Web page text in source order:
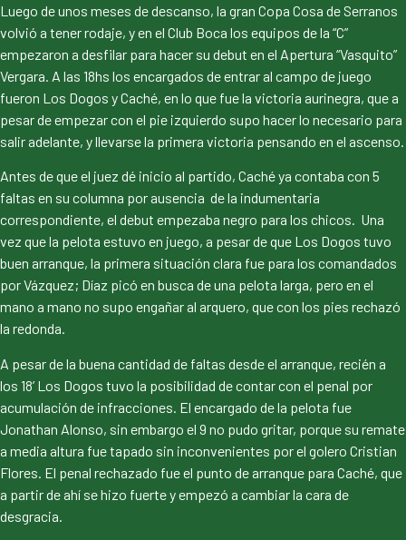
Luego de unos meses de descanso, la gran Copa Cosa de Serranos
volvió a tener rodaje, y en el Club Boca los equipos de la “C”
empezaron a desfilar para hacer su debut en el Apertura “Vasquito”
Vergara. A las 18hs los encargados de entrar al campo de juego
fueron Los Dogos y Caché, en lo que fue la victoria aurinegra, que a
pesar de empezar con el pie izquierdo supo hacer lo necesario para
salir adelante, y llevarse la primera victoria pensando en el ascenso.
Antes de que el juez dé inicio al partido, Caché ya contaba con 5
faltas en su columna por ausencia de la indumentaria
correspondiente, el debut empezaba negro para los chicos. Una
vez que la pelota estuvo en juego, a pesar de que Los Dogos tuvo
buen arranque, la primera situación clara fue para los comandados
por Vázquez; Díaz picó en busca de una pelota larga, pero en el
mano a mano no supo engañar al arquero, que con los pies rechazó
la redonda.
A pesar de la buena cantidad de faltas desde el arranque, recién a
los 18’ Los Dogos tuvo la posibilidad de contar con el penal por
acumulación de infracciones. El encargado de la pelota fue
Jonathan Alonso, sin embargo el 9 no pudo gritar, porque su remate
a media altura fue tapado sin inconvenientes por el golero Cristian
Flores. El penal rechazado fue el punto de arranque para Caché, que
a partir de ahí se hizo fuerte y empezó a cambiar la cara de
desgracia.